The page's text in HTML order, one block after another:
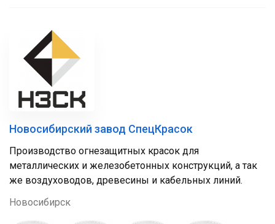
Новосибирский завод СпецКрасок
Производство огнезащитных красок для
металлических и железобетонных конструкций, а так
же воздуховодов, древесины и кабельных линий.
Новосибирск